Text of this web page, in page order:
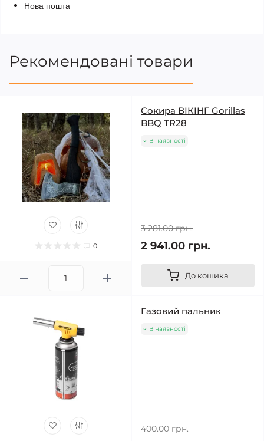
Нова пошта
Рекомендовані товари
0
Сокира ВІКІНГ Gorillas
BBQ TR28
В наявності
3 281.00 грн.
2 941.00 грн.
До кошика
Газовий пальник
В наявності
400.00 грн.